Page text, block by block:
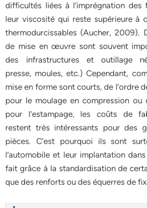
difficultés liées à l’imprégnation des
leur viscosité qui reste supérieure à
thermodurcissables (Aucher, 2009).
de mise en œuvre sont souvent
des infrastructures et outillage
presse, moules, etc.) Cependant,
mise en forme sont courts, de l’ordre
pour le moulage en compression
pour l’estampage, les coûts de
restent très intéressants pour des
pièces. C’est pourquoi ils sont
l’automobile et leur implantation dans
fait grâce à la standardisation de
que des renforts ou des équerres de